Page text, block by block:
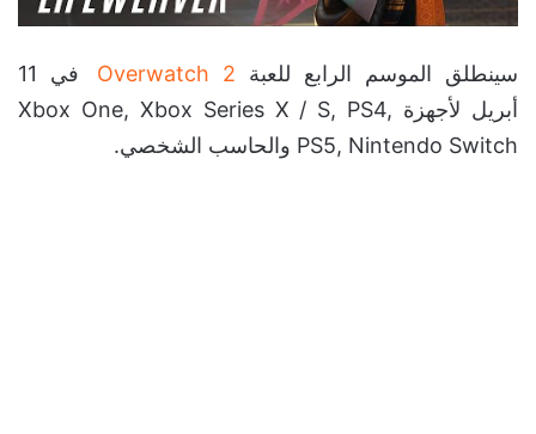
سينطلق الموسم الرابع للعبة Overwatch 2
في 11
أبريل لأجهزة Xbox One, Xbox Series X / S, PS4,
PS5, Nintendo Switch والحاسب الشخصي.